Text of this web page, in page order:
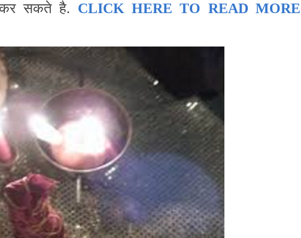
सकते है. CLICK HERE TO READ MORE